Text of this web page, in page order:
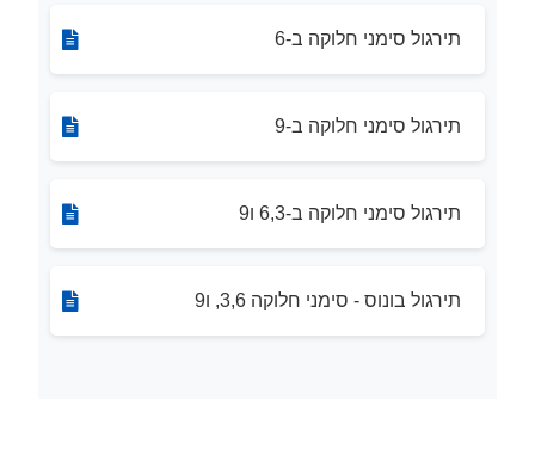
תירגול סימני חלוקה ב-6
תירגול סימני חלוקה ב-9
תירגול סימני חלוקה ב-6,3 ו9
תירגול בונוס - סימני חלוקה 3,6, ו9